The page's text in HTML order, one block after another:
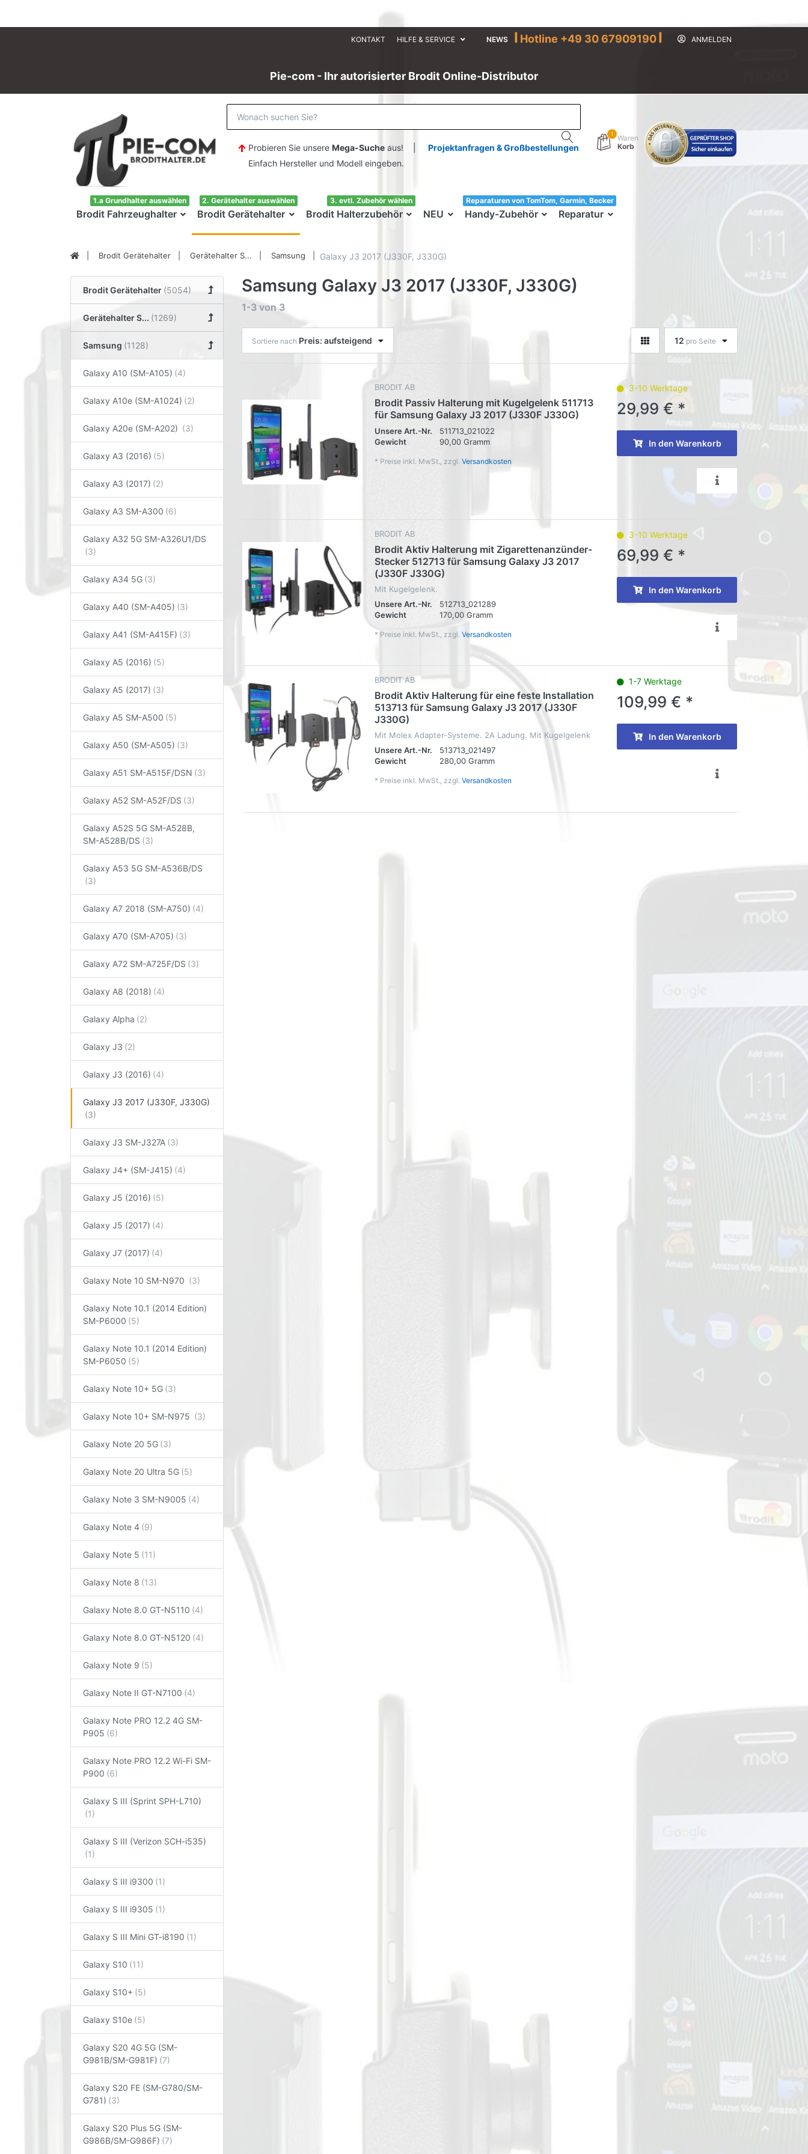
KONTAKT HILFE & SERVICE NEWS I Hotline +49 30 67909190I ANMELDEN
Pie-com - Ihr autorisierter Brodit Online-Distributor
Probieren Sie unsere Mega-Sucheaus! | Projektanfragen & Großbestellungen
Einfach Hersteller und Modell eingeben.
1
Waren
Korb
Brodit Fahrzeughalter
1.a Grundhalter auswählen
Brodit Gerätehalter
2. Gerätehalter auswählen
Brodit Halterzubehör
3. evtl. Zubehör wählen
NEU Handy-Zubehör
33!
Reparatur
Reparaturen von TomTom, Garmin, Becker
Brodit Gerätehalter Gerätehalter S... Samsung Galaxy J3 2017 (J330F, J330G)
Brodit Gerätehalter
Gerätehalter S...
Samsung
Galaxy A10 (SM-A105)
Galaxy A10e (SM-A1024)
Galaxy A20e (SM-A202)
Galaxy A3 (2016)
Galaxy A3 (2017)
Galaxy A3 SM-A300
Galaxy A32 5G SM-A326U1/DS
Galaxy A34 5G
Galaxy A40 (SM-A405)
Galaxy A41 (SM-A415F)
Galaxy A5 (2016)
Galaxy A5 (2017)
Galaxy A5 SM-A500
Galaxy A50 (SM-A505)
Galaxy A51 SM-A515F/DSN
Galaxy A52 SM-A52F/DS
Galaxy A52S 5G SM-A528B,
SM-A528B/DS
Galaxy A53 5G SM-A536B/DS
Galaxy A7 2018 (SM-A750)
Galaxy A70 (SM-A705)
Galaxy A72 SM-A725F/DS
Galaxy A8 (2018)
Galaxy Alpha
Galaxy J3
Galaxy J3 (2016)
Galaxy J3 2017 (J330F, J330G)
Galaxy J3 SM-J327A
Galaxy J4+ (SM-J415)
Galaxy J5 (2016)
Galaxy J5 (2017)
Galaxy J7 (2017)
Galaxy Note 10 SM-N970
Galaxy Note 10.1 (2014 Edition)
SM-P6000
Galaxy Note 10.1 (2014 Edition)
SM-P6050
Galaxy Note 10+ 5G
Galaxy Note 10+ SM-N975
Galaxy Note 20 5G
Galaxy Note 20 Ultra 5G
Galaxy Note 3 SM-N9005
Galaxy Note 4
Galaxy Note 5
Galaxy Note 8
Galaxy Note 8.0 GT-N5110
Galaxy Note 8.0 GT-N5120
Galaxy Note 9
Galaxy Note II GT-N7100
Galaxy Note PRO 12.2 4G SM-
P905
Galaxy Note PRO 12.2 Wi-Fi SM-
P900
Galaxy S III (Sprint SPH-L710)
Galaxy S III (Verizon SCH-i535)
Galaxy S III i9300
Galaxy S III i9305
Galaxy S III Mini GT-i8190
Galaxy S10
Galaxy S10+
Galaxy S10e
Galaxy S20 4G 5G (SM-
G981B/SM-G981F)
Galaxy S20 FE (SM-G780/SM-
G781)
Galaxy S20 Plus 5G (SM-
G986B/SM-G986F)
Samsung Galaxy J3 2017 (J330F, J330G)
1-3 von 3
Sortiere nach Preis: aufsteigend 12 pro Seite
BRODIT AB
Brodit Passiv Halterung mit Kugelgelenk 511713
für Samsung Galaxy J3 2017 (J330F J330G)
Unsere Art.-Nr.
511713_021022
Gewicht
90,00 Gramm
* Preise inkl. MwSt., zzgl. Versandkosten
3-10 Werktage
29,99 € *
In den Warenkorb
BRODIT AB
Brodit Aktiv Halterung mit Zigarettenanzünder-
Stecker 512713 für Samsung Galaxy J3 2017
(J330F J330G)
Mit Kugelgelenk.
Unsere Art.-Nr.
512713_021289
Gewicht
170,00 Gramm
* Preise inkl. MwSt., zzgl. Versandkosten
3-10 Werktage
69,99 € *
In den Warenkorb
BRODIT AB
Brodit Aktiv Halterung für eine feste Installation
513713 für Samsung Galaxy J3 2017 (J330F
J330G)
Mit Molex Adapter-Systeme. 2A Ladung. Mit Kugelgelenk
Unsere Art.-Nr.
513713_021497
Gewicht
280,00 Gramm
* Preise inkl. MwSt., zzgl. Versandkosten
1-7 Werktage
109,99 € *
In den Warenkorb